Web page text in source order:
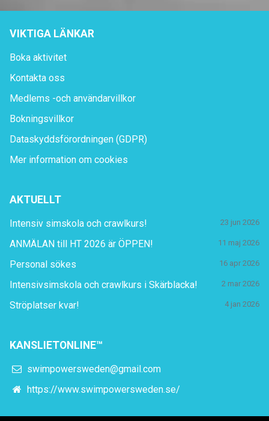
VIKTIGA LÄNKAR
Boka aktivitet
Kontakta oss
Medlems -och användarvillkor
Bokningsvillkor
Dataskyddsförordningen (GDPR)
Mer information om cookies
AKTUELLT
Intensiv simskola och crawlkurs! 23 jun 2026
ANMÄLAN till HT 2026 är ÖPPEN! 11 maj 2026
Personal sökes 16 apr 2026
Intensivsimskola och crawlkurs i Skärblacka! 2 mar 2026
Ströplatser kvar! 4 jan 2026
KANSLIETONLINE™
swimpowersweden@gmail.com
https://www.swimpowersweden.se/